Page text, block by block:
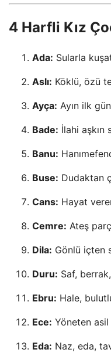
4 Harfli Kız
Ada: Sularla
Aslı: Köklü, özü
Ayça: Ayın ilk
Bade: İlahi aşkın
Banu:
Buse: Dudaktan
Cans: Hayat
Cemre: Ateş
Dila: Gönlü içten
Duru: Saf,
Ebru: Hale,
Ece: Yöneten asil
Eda: Naz, eda,